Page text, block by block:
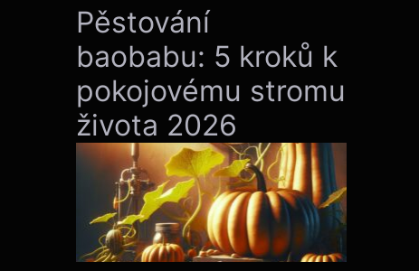
Pěstování
baobabu: 5 kroků k
pokojovému stromu
života 2026